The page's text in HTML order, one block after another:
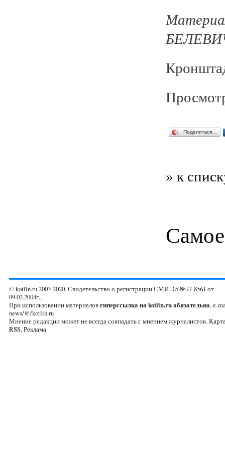
Поделиться…
» к
© kotlin.ru 2003-2020. Свидетельство о регистрации СМИ Эл №77-8561 от
09.02.2004г.,
При использовании материаловгиперссылка на kotlin.ru обязательна. e-
news/@/kotlin.ru
Мнение редакции может не всегда совпадать с мнением журналистов.
RSS,Реклама